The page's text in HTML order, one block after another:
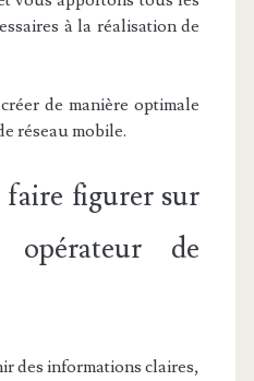
à la réalisation de
de manière optimale
réseau mobile.
faire figurer sur
de
des informations claires,